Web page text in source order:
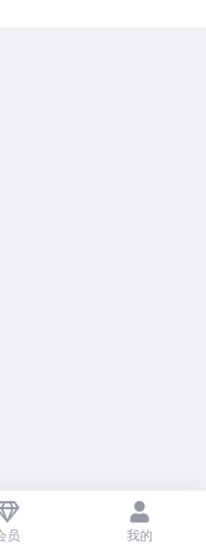
员 我的